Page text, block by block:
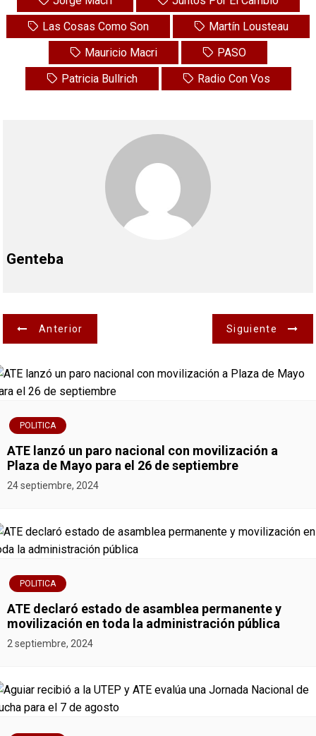
Las Cosas Como Son
Martín Lousteau
Mauricio Macri
PASO
Patricia Bullrich
Radio Con Vos
Genteba
N
v
e
g
a
i
ó
n
d
e
Anterior Siguiente
POLITICA
ATE lanzó un paro nacional con movilización a
Plaza de Mayo para el 26 de septiembre
24 septiembre, 2024
POLITICA
ATE declaró estado de asamblea permanente y
movilización en toda la administración pública
2 septiembre, 2024